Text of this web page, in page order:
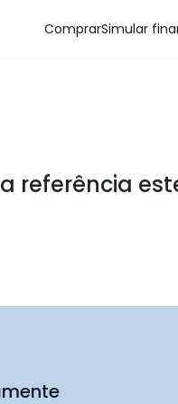
ComprarSimular
referência